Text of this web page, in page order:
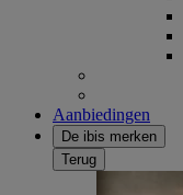
Aanbiedingen
De ibis merken
Terug